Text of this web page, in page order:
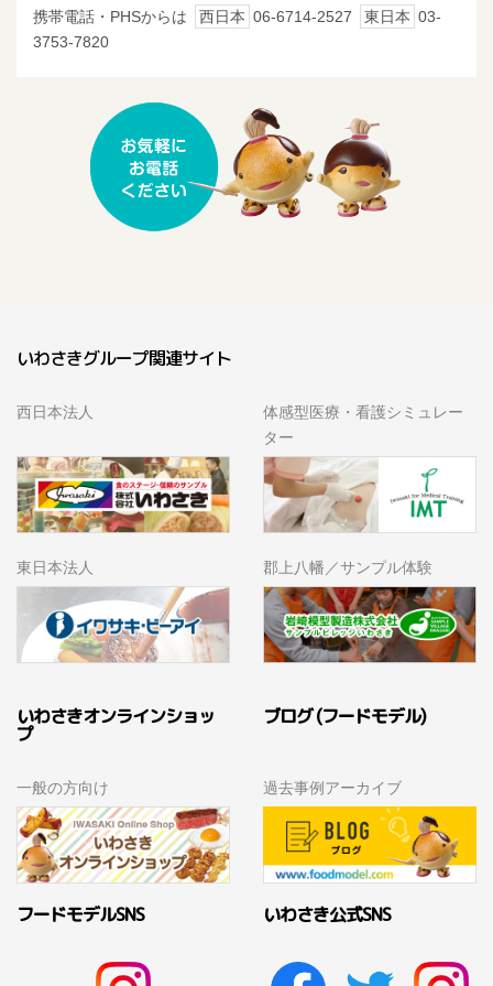
携帯電話・PHSからは 西日本 06-6714-2527 東日本 03-
3753-7820
いわさきグループ関連サイト
西日本法人
体感型医療・看護シミュレー
ター
東日本法人 郡上八幡／サンプル体験
いわさきオンラインショッ
プ
一般の方向け
ブログ (フードモデル)
過去事例アーカイブ
フードモデルSNS いわさき公式SNS